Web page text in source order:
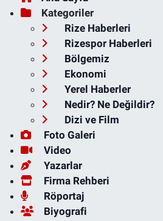
Kategoriler
Rize Haberleri
Rizespor Haberleri
Bölgemiz
Ekonomi
Yerel Haberler
Nedir? Ne Değildir?
Dizi ve Film
Foto Galeri
Video
Yazarlar
Firma Rehberi
Röportaj
Biyografi